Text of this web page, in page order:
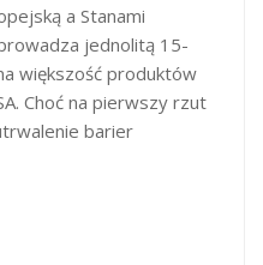
a Stanami
jednolitą 15-
większość produktów
Choć na pierwszy rzut
barier